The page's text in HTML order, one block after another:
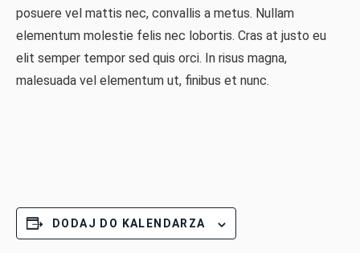
posuere vel mattis nec, convallis a metus. Nullam
elementum molestie felis nec lobortis. Cras at justo eu
elit semper tempor sed quis orci. In risus magna,
malesuada vel elementum ut, finibus et nunc.
DODAJ DO KALENDARZA